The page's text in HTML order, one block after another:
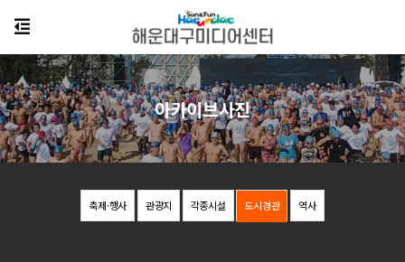
축제·행사 관광지 각종시설 도시경관 역사
아카이브사진